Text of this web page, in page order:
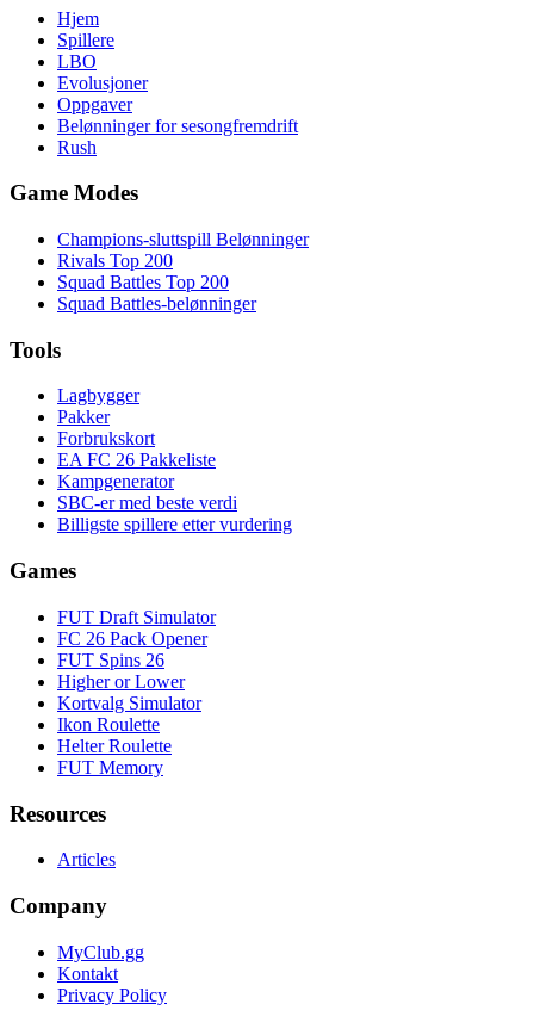
Hjem
Spillere
LBO
Evolusjoner
Oppgaver
Belønninger for sesongfremdrift
Rush
Game Modes
Champions-sluttspill Belønninger
Rivals Top 200
Squad Battles Top 200
Squad Battles-belønninger
Tools
Lagbygger
Pakker
Forbrukskort
EA FC 26 Pakkeliste
Kampgenerator
SBC-er med beste verdi
Billigste spillere etter vurdering
Games
FUT Draft Simulator
FC 26 Pack Opener
FUT Spins 26
Higher or Lower
Kortvalg Simulator
Ikon Roulette
Helter Roulette
FUT Memory
Resources
Articles
Company
MyClub.gg
Kontakt
Privacy Policy